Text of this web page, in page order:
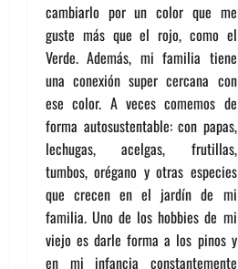
cambiarlo por un color que me
guste más que el rojo, como el
Verde. Además, mi familia tiene
una conexión super cercana con
ese color. A veces comemos de
forma autosustentable: con papas,
lechugas, acelgas, frutillas,
tumbos, orégano y otras especies
que crecen en el jardín de mi
familia. Uno de los hobbies de mi
viejo es darle forma a los pinos y
en mi infancia constantemente